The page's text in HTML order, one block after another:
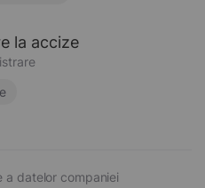
la accize
a datelor companiei